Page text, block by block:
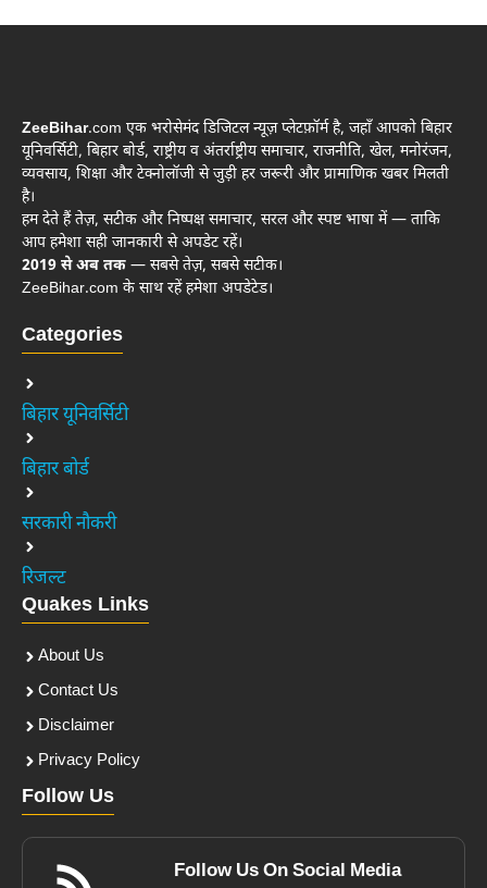
ZeeBihar.com एक भरोसेमंद डिजिटल न्यूज़ प्लेटफ़ॉर्म है, जहाँ आपको बिहार
यूनिवर्सिटी, बिहार बोर्ड, राष्ट्रीय व अंतर्राष्ट्रीय समाचार, राजनीति, खेल, मनोरंजन,
व्यवसाय, शिक्षा और टेक्नोलॉजी से जुड़ी हर जरूरी और प्रामाणिक खबर मिलती
है।
हम देते हैं तेज़, सटीक और निष्पक्ष समाचार, सरल और स्पष्ट भाषा में — ताकि
आप हमेशा सही जानकारी से अपडेट रहें।
2019 से अब तक — सबसे तेज़, सबसे सटीक।
ZeeBihar.com के साथ रहें हमेशा अपडेटेड।
Categories
बिहार यूनिवर्सिटी
बिहार बोर्ड
सरकारी नौकरी
रिजल्ट
Quakes Links
About Us
Contact Us
Disclaimer
Privacy Policy
Follow Us
Follow Us On Social Media